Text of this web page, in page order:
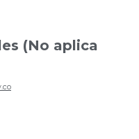
(No aplica